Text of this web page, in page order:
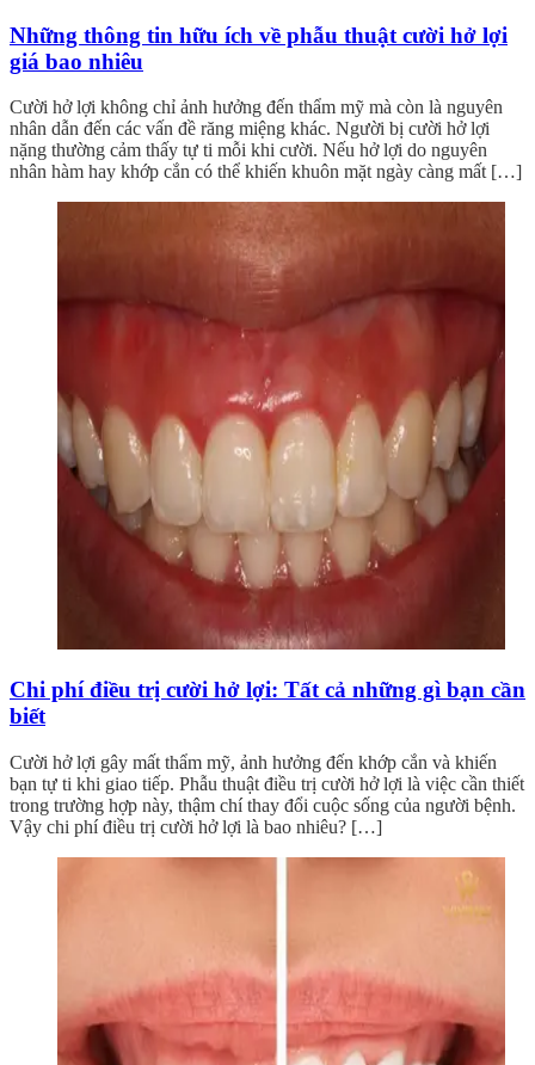
Những thông tin hữu ích về phẫu thuật cười hở lợi
giá bao nhiêu
Cười hở lợi không chỉ ảnh hưởng đến thẩm mỹ mà còn là nguyên
nhân dẫn đến các vấn đề răng miệng khác. Người bị cười hở lợi
nặng thường cảm thấy tự ti mỗi khi cười. Nếu hở lợi do nguyên
nhân hàm hay khớp cắn có thể khiến khuôn mặt ngày càng mất […]
Chi phí điều trị cười hở lợi: Tất cả những gì bạn cần
biết
Cười hở lợi gây mất thẩm mỹ, ảnh hưởng đến khớp cắn và khiến
bạn tự ti khi giao tiếp. Phẫu thuật điều trị cười hở lợi là việc cần thiết
trong trường hợp này, thậm chí thay đổi cuộc sống của người bệnh.
Vậy chi phí điều trị cười hở lợi là bao nhiêu? […]